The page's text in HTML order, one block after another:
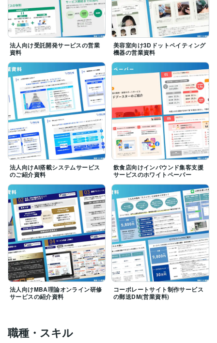
独自の思考術×営業経験から、貴社ビジネス・サービス
の魅力を資料に落とし込みます。
単なる資料作成ではなく、アイデア整理の壁打ちにもな
るヒアリングロジックを組んでおります。
まずはご相談のみも可能ですので、お気軽にメッセージ
法人向け受託開発サービスの営業
資料
美容室向け3Dドットペイティング
機器の営業資料
法人向けAI搭載システムサービス
のご紹介資料
飲食店向けインバウンド集客支援
サービスのホワイトペーパー
法人向けMBA理論オンライン研修
サービスの紹介資料
コーポレートサイト制作サービス
の郵送DM(営業資料)
職種・スキル